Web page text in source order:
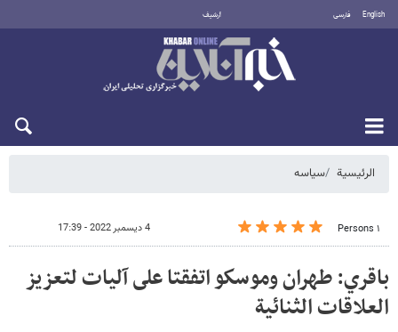
English فارسی أرشيف
الرئيسية سیاسه
١ Persons 4 ديسمبر 2022 - 17:39
باقري: طهران وموسكو اتفقتا على آليات لتعزيز
العلاقات الثنائية